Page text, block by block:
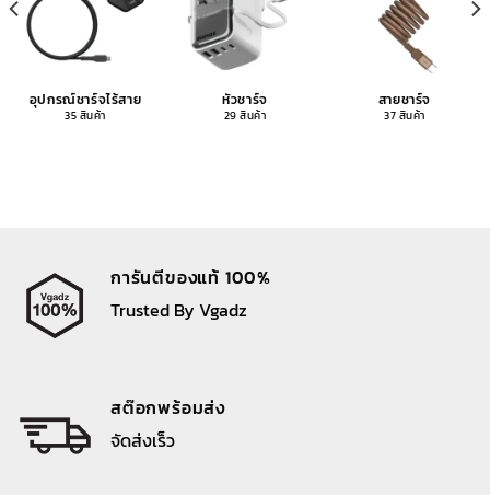
อุปกรณ์ชาร์จไร้สาย
35 สินค้า
หัวชาร์จ
29 สินค้า
สายชาร์จ
37 สินค้า
การันตีของแท้ 100%
Trusted By Vgadz
สต๊อกพร้อมส่ง
จัดส่งเร็ว